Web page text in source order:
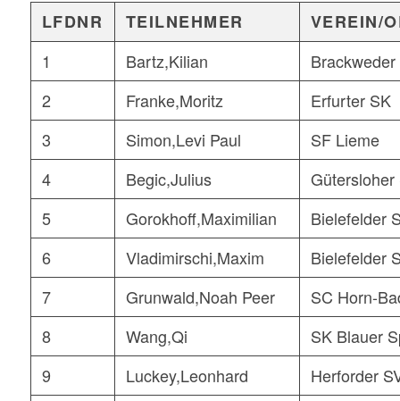
LFDNR TEILNEHMER
VEREIN/
1
Bartz,Kilian
Brackweder
2
Franke,Moritz
Erfurter SK
3
Simon,Levi Paul
SF Lieme
4
Begic,Julius
Gütersloher
5
Gorokhoff,Maximilian
Bielefelder
6
Vladimirschi,Maxim
Bielefelder
7
Grunwald,Noah Peer
SC Horn-
8
Wang,Qi
SK Blauer
9
Luckey,Leonhard
Herforder